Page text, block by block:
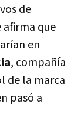
de
afirma que
en
, compañía
de la marca
pasó a